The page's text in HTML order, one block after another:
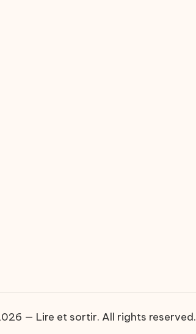
— Lire et sortir. All rights reserved.